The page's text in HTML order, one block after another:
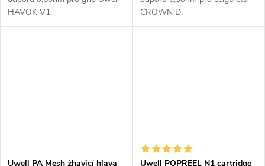
HAVOK V1.
CROWN D.
Uwell PA Mesh žhavicí hlava
Uwell POPREEL N1 cartridge